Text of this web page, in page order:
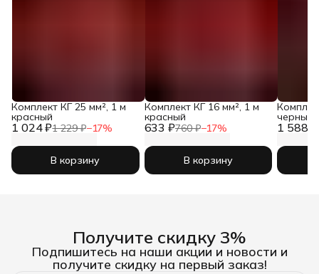
1 024 ₽1 229 ₽−17%
Комплект КГ 25 мм², 1 м
красный
В корзину
633 ₽760 ₽−17%
Комплект КГ 16 мм², 1 м
красный
В корзину
1 588 ₽
черный
Получите скидку 3%
Подпишитесь на наши акции и новости и
получите скидку на первый заказ!